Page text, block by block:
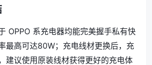
OPPO 系充电器均能完美握手私有快
最高可达80W；充电线材更换后，充
建议使用原装线材获得更好的充电体